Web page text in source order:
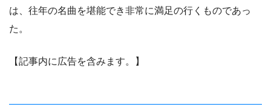
は、往年の名曲を堪能でき非常に満足の行くものであっ
た。
【記事内に広告を含みます。】